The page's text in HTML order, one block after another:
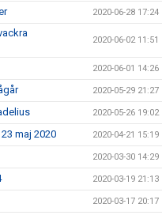
2020-06-28 17:24
2020-06-02 11:51
2020-06-01 14:26
2020-05-29 21:27
2020-05-26 19:02
maj 2020 2020-04-21 15:19
2020-03-30 14:29
2020-03-19 21:13
2020-03-17 20:17